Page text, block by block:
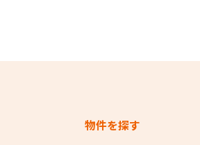
物件を探す